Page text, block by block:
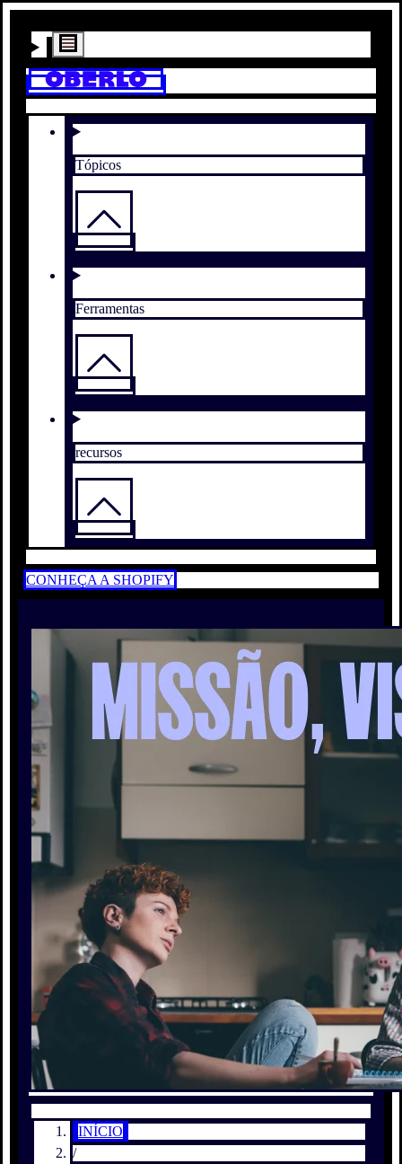
Tópicos
Ferramentas
recursos
CONHEÇA A SHOPIFY
INÍCIO
/